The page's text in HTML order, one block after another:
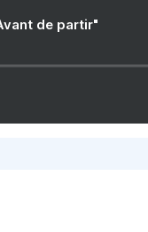
de partir"